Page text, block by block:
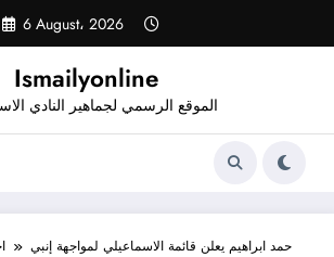
6 August، 2026
Ismailyonline
الموقع الرسمي لجماهير النادي
حمد ابراهيم يعلن قائمة الاسماعيلي لمواجهة إنبي